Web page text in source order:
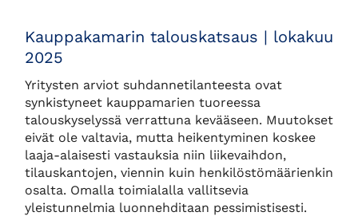
Kauppakamarin talouskatsaus | lokakuu
2025
Yritysten arviot suhdannetilanteesta ovat
synkistyneet kauppamarien tuoreessa
talouskyselyssä verrattuna kevääseen. Muutokset
eivät ole valtavia, mutta heikentyminen koskee
laaja-alaisesti vastauksia niin liikevaihdon,
tilauskantojen, viennin kuin henkilöstömäärienkin
osalta. Omalla toimialalla vallitsevia
yleistunnelmia luonnehditaan pessimistisesti.